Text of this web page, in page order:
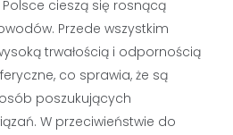
cieszą się rosnącą
Przede wszystkim
trwałością i odpornością
co sprawia, że są
poszukujących
W przeciwieństwie do